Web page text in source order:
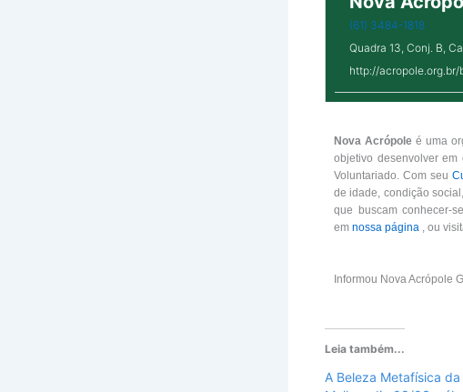
(61) 3484-1818
Quadra 13, Conj. B,
http://
Nova Acrópole é uma
objetivo desenvolver
Voluntariado. Com seu
de idade, condição
que buscam conhecer-
em nossa página , ou
Informou Nova Acrópole
Leia também...
A Beleza Metafísica da